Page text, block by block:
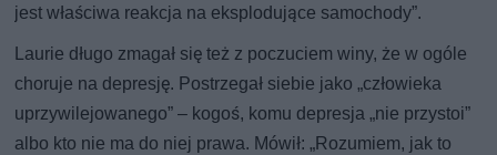
jest właściwa reakcja na eksplodujące samochody”.
Laurie długo zmagał się też z poczuciem winy, że w ogóle
choruje na depresję. Postrzegał siebie jako „człowieka
uprzywilejowanego” – kogoś, komu depresja „nie przystoi”
albo kto nie ma do niej prawa. Mówił: „Rozumiem, jak to